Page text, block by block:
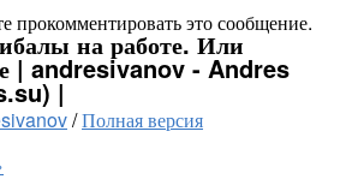
прокомментировать это сообщение.
на работе. Или
| andresivanov - Andres
|
/Полная версия